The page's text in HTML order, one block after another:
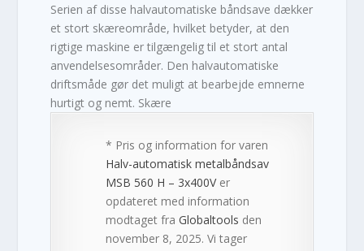
Serien af disse halvautomatiske båndsave dækker
et stort skæreområde, hvilket betyder, at den
rigtige maskine er tilgængelig til et stort antal
anvendelsesområder. Den halvautomatiske
driftsmåde gør det muligt at bearbejde emnerne
hurtigt og nemt. Skære
* Pris og information for varen
Halv-automatisk metalbåndsav
MSB 560 H – 3x400Ver
opdateret med information
modtaget fraGlobaltools den
november 8, 2025. Vi tager